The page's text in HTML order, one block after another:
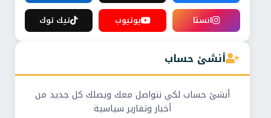
انستا
يوتيوب تيك توك
أنشئ حساب
أنشئ حساب لكي نتواصل معك ويصلك كل جديد من
أخبار وتقارير سياسية